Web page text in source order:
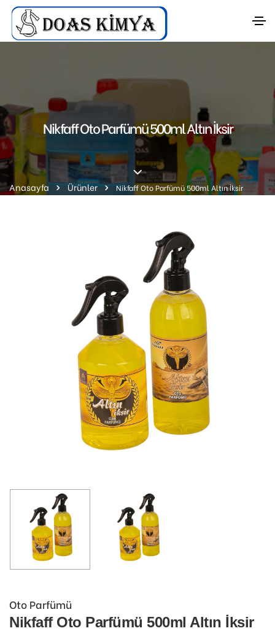
Nikfaff Oto Parfümü 500ml Altın İksir
Anasayfa Ürünler Nikfaff Oto Parfümü 500ml Altın İksir
Oto Parfümü
Nikfaff Oto Parfümü 500ml Altın İksir